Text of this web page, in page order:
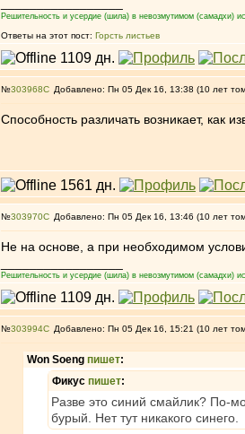
Решительность и усердие (шила) в невозмутимом (самадхи)
Ответы на этот пост: Горсть листьев
№303968 Добавлено: Пн 05 Дек 16, 13:38 (10 лет
Способность различать возникает, как
№303970 Добавлено: Пн 05 Дек 16, 13:46 (10 лет
Не на основе, а при необходимом
Решительность и усердие (шила) в невозмутимом (самадхи)
№303994 Добавлено: Пн 05 Дек 16, 15:21 (10 лет
Won Soeng пишет:
Фикус пишет:
Разве это синий смайлик? По-
бурый. Нет тут никакого синего.